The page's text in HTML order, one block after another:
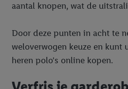
aantal knopen, wat de
Door deze punten in acht te
weloverwogen keuze en kunt
heren polo's online kopen.